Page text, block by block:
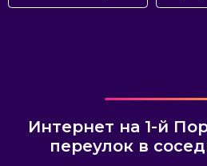
Интернет на 1-й
переулок в